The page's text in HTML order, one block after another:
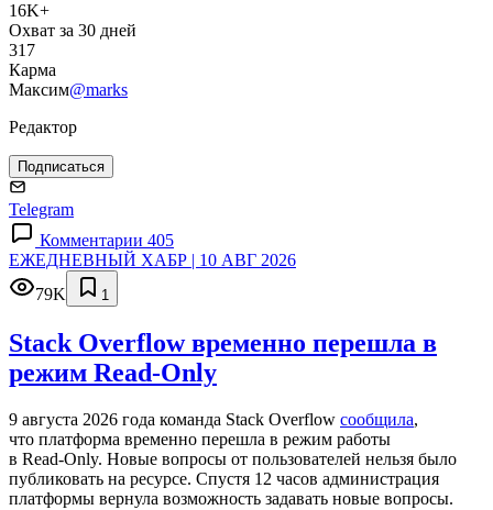
16K+
Охват за 30 дней
317
Карма
Максим@marks
Редактор
Подписаться
Telegram
Комментарии 405
ЕЖЕДНЕВНЫЙ ХАБР | 10 АВГ 2026
79K
1
Stack Overflow временно перешла в
режим Read-Only
9 августа 2026 года команда Stack Overflow сообщила,
что платформа временно перешла в режим работы
в Read‑Only. Новые вопросы от пользователей нельзя было
публиковать на ресурсе. Спустя 12 часов администрация
платформы вернула возможность задавать новые вопросы.